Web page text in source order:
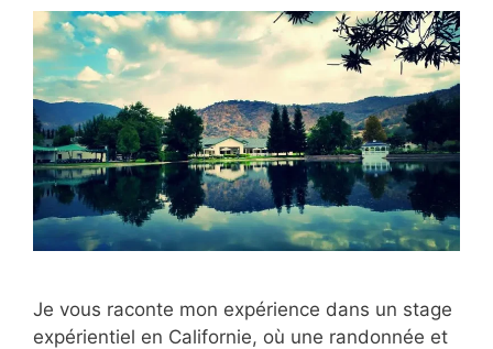
Je vous raconte mon expérience dans un stage
expérientiel en Californie, où une randonnée et